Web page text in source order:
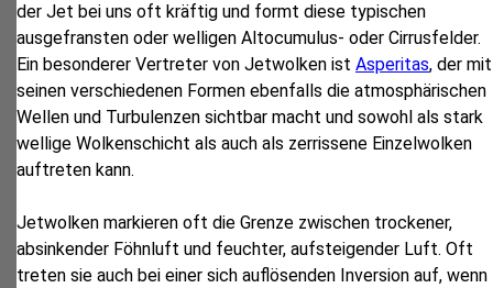
der Jet bei uns oft kräftig und formt diese typischen
ausgefransten oder welligen Altocumulus- oder Cirrusfelder.
Ein besonderer Vertreter von Jetwolken ist Asperitas, der mit
seinen verschiedenen Formen ebenfalls die atmosphärischen
Wellen und Turbulenzen sichtbar macht und sowohl als stark
wellige Wolkenschicht als auch als zerrissene Einzelwolken
auftreten kann.
Jetwolken markieren oft die Grenze zwischen trockener,
absinkender Föhnluft und feuchter, aufsteigender Luft. Oft
treten sie auch bei einer sich auflösenden Inversion auf, wenn